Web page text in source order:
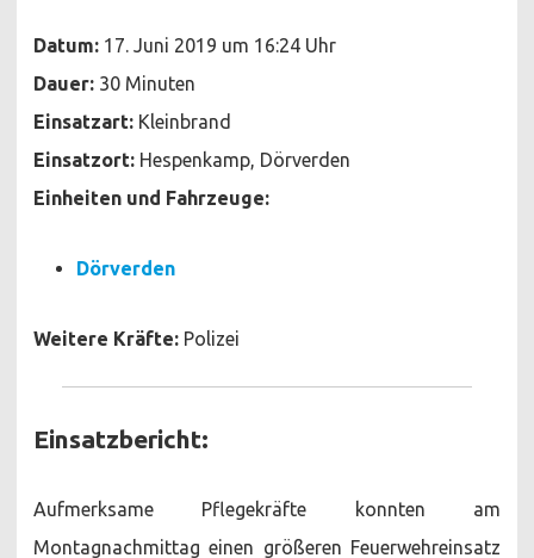
Pflegeheim
Datum: 17. Juni 2019 um 16:24 Uhr
Dauer: 30 Minuten
Einsatzart: Kleinbrand
Einsatzort: Hespenkamp, Dörverden
Einheiten und Fahrzeuge:
Dörverden
Weitere Kräfte: Polizei
Einsatzbericht:
Aufmerksame Pflegekräfte konnten am
Montagnachmittag einen größeren Feuerwehreinsatz